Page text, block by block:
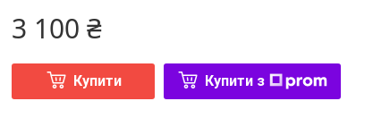
3 100 ₴
Купити Купити з